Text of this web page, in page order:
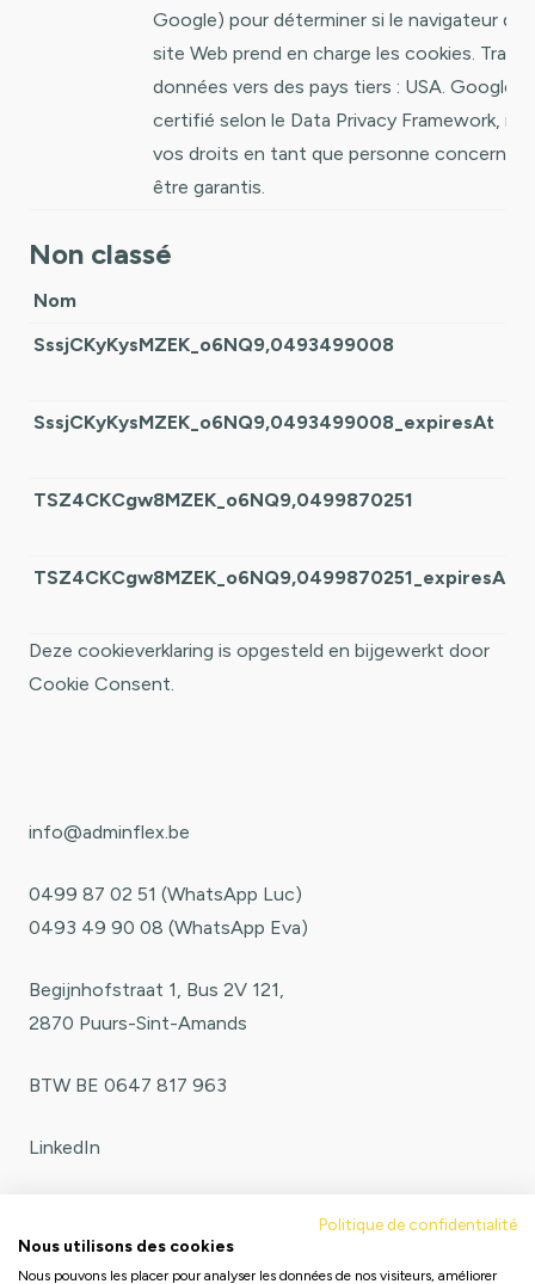
Google) pour déterminer si le navigateur du
site Web prend en charge les cookies.
données vers des pays tiers : USA. Google
certifié selon le Data Privacy Framework,
vos droits en tant que personne concernée
être garantis.
Non classé
Nom
SssjCKyKysMZEK_o6NQ9,0493499008
SssjCKyKysMZEK_o6NQ9,0493499008_expiresAt
TSZ4CKCgw8MZEK_o6NQ9,0499870251
TSZ4CKCgw8MZEK_o6NQ9,0499870251_expiresAt
Deze cookieverklaring is opgesteld en bijgewerkt door
Cookie Consent
info@adminflex.be
0499 87 02 51 (WhatsApp Luc)
0493 49 90 08 (WhatsApp Eva)
Begijnhofstraat 1, Bus 2V 121,
2870 Puurs-Sint-Amands
BTW BE 0647 817 963
LinkedIn
Politique de confidentialité
Nous utilisons des cookies
Nous pouvons les placer pour analyser les données de nos visiteurs, améliorer